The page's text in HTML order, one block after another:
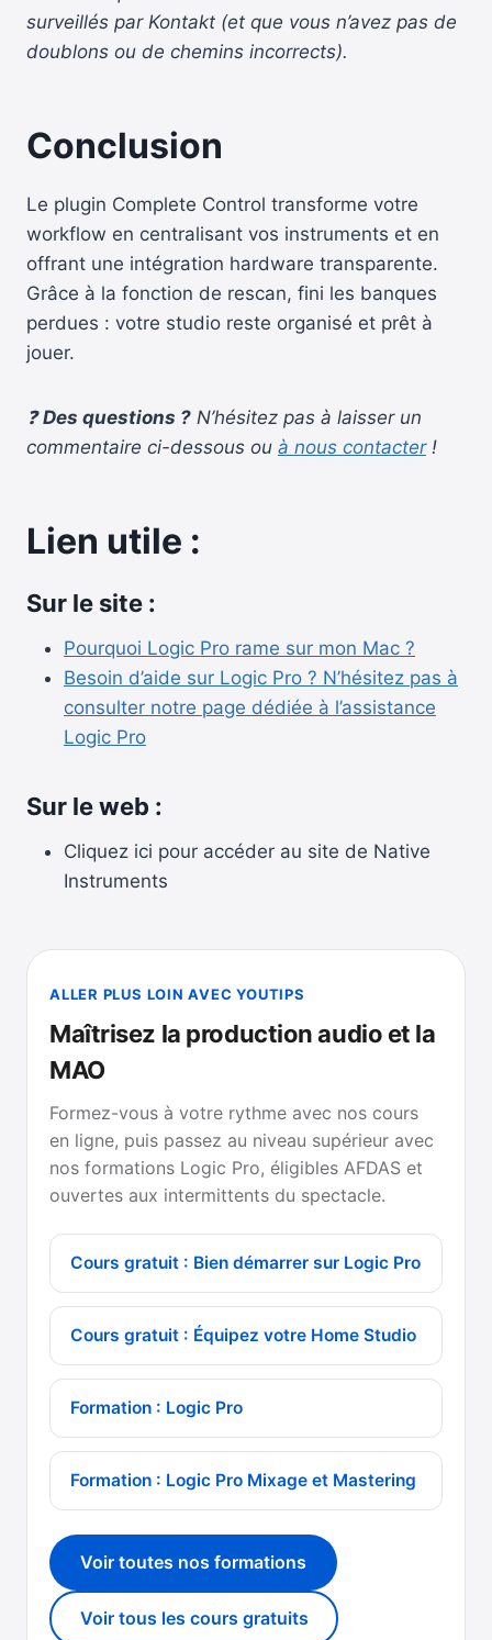
surveillés par Kontakt (et que vous n’avez pas de
doublons ou de chemins incorrects).
Conclusion
Le plugin Complete Control transforme votre
workflow en centralisant vos instruments et en
offrant une intégration hardware transparente.
Grâce à la fonction de rescan, fini les banques
perdues : votre studio reste organisé et prêt à
jouer.
❓Des questions ? N’hésitez pas à laisser un
commentaire ci-dessous ou à nous contacter!
Lien utile :
Sur le site :
Pourquoi Logic Pro rame sur mon Mac ?
Besoin d’aide sur Logic Pro ? N’hésitez pas à
consulter notre page dédiée à l’assistance
Logic Pro
Sur le web :
Cliquez ici pour accéder au site de Native
Instruments
ALLER PLUS LOIN AVEC YOUTIPS
Maîtrisez la production audio et la
MAO
Formez-vous à votre rythme avec nos cours
en ligne, puis passez au niveau supérieur avec
nos formations Logic Pro, éligibles AFDAS et
ouvertes aux intermittents du spectacle.
Cours gratuit : Bien démarrer sur Logic Pro
Cours gratuit : Équipez votre Home Studio
Formation : Logic Pro
Formation : Logic Pro Mixage et Mastering
Voir toutes nos formations
Voir tous les cours gratuits